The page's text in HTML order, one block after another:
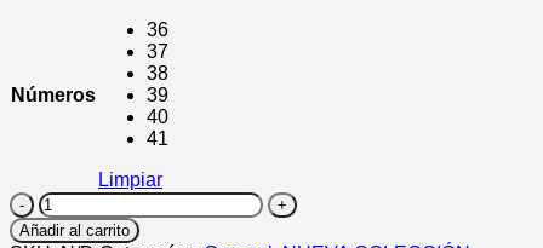
Números
36
37
38
39
40
41
Limpiar
LANA
cantidad
Añadir al carrito